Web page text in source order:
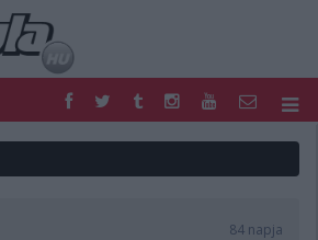
MOTOR
84 napja